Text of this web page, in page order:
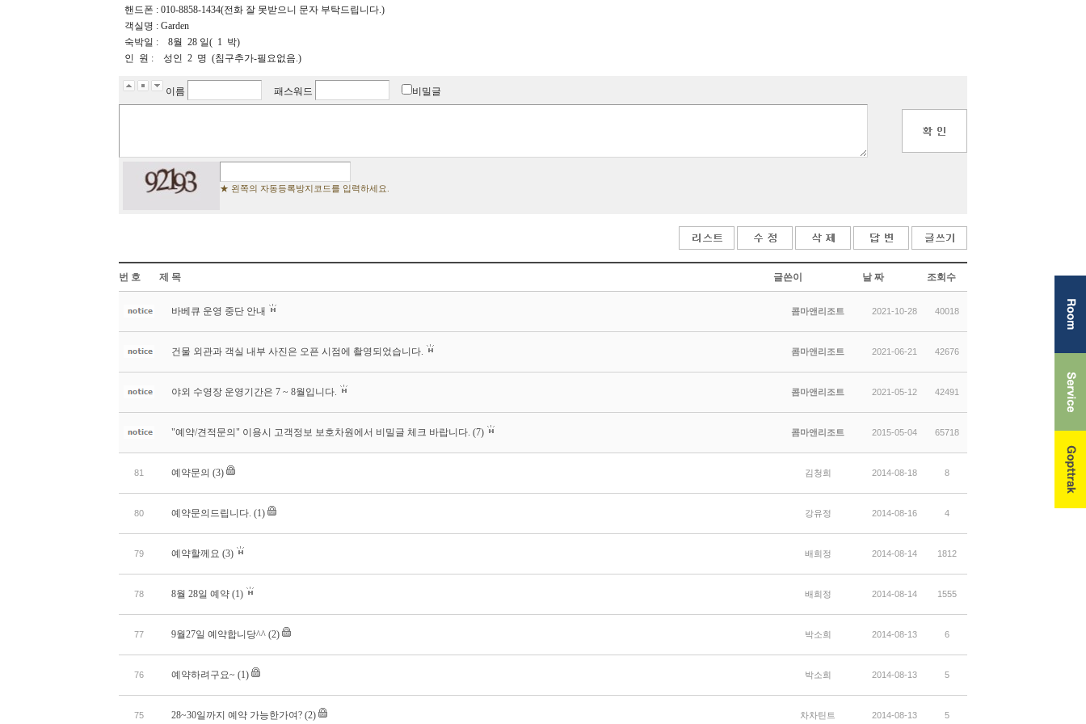
핸드폰 : 010-8858-1434(전화 잘 못받으니 문자 부탁드립니다.)
객실명 : Garden
숙박일 : 8월 28 일( 1 박)
인 원 : 성인 2 명 (침구추가-필요없음.)
이름 패스워드 비밀글
★ 왼쪽의 자동등록방지코드를 입력하세요.
번 호 제 목 글쓴이 날 짜 조회수
바베큐 운영 중단 안내 콤마앤리조트 2021-10-28 40018
건물 외관과 객실 내부 사진은 오픈 시점에 촬영되었습니다. 콤마앤리조트 2021-06-21 42676
야외 수영장 운영기간은 7 ~ 8월입니다. 콤마앤리조트 2021-05-12 42491
"예약/견적문의" 이용시 고객정보 보호차원에서 비밀글 체크 바랍니다. (7) 콤마앤리조트 2015-05-04 65718
81 예약문의 (3) 김청희 2014-08-18 8
80 예약문의드립니다. (1) 강유정 2014-08-16 4
79 예약할께요 (3) 배희정 2014-08-14 1812
78 8월 28일 예약 (1) 배희정 2014-08-14 1555
77 9월27일 예약합니당^^ (2) 박소희 2014-08-13 6
76 예약하려구요~ (1) 박소희 2014-08-13 5
75 28~30일까지 예약 가능한가여? (2) 차차틴트 2014-08-13 5